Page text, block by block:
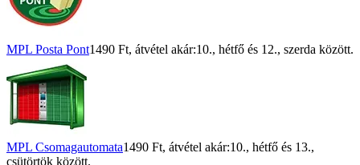
MPL Posta Pont1490 Ft, átvétel akár:10., hétfő és 12., szerda között.
MPL Csomagautomata1490 Ft, átvétel akár:10., hétfő és 13.,
csütörtök között.